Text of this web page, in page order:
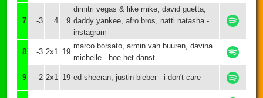
7 -3 4 9
dimitri vegas & like mike, david guetta,
daddy yankee, afro bros, natti natasha -
instagram
8 -3 2x1 19
marco borsato, armin van buuren, davina
michelle - hoe het danst
9 -2 2x1 19 ed sheeran, justin bieber - i don't care